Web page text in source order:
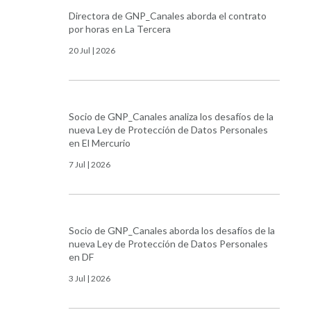
Directora de GNP_Canales aborda el contrato
por horas en La Tercera
20 Jul | 2026
Socio de GNP_Canales analiza los desafíos de la
nueva Ley de Protección de Datos Personales
en El Mercurio
7 Jul | 2026
Socio de GNP_Canales aborda los desafíos de la
nueva Ley de Protección de Datos Personales
en DF
3 Jul | 2026